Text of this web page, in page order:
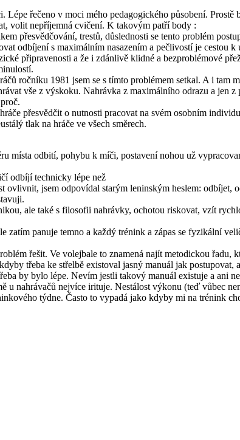
Lépe řečeno v moci mého pedagogického působení. Prostě
volit nepříjemná cvičení. K takovým patří body :
přesvědčování, trestů, důslednosti se tento problém
odbíjení s maximálním nasazením a pečlivostí je cestou k
připravenosti a že i zdánlivě klidné a bezproblémové
ročníku 1981 jsem se s tímto problémem setkal. A i tam
vše z výskoku. Nahrávka z maximálního odrazu a jen z
přesvědčit o nutnosti pracovat na svém osobním
tlak na hráče ve všech směrech.
místa odbití, pohybu k míči, postavení nohou už
odbíjí technicky lépe než
ovlivnit, jsem odpovídal starým leninským heslem: odbíjet,
ale také s filosofii nahrávky, ochotou riskovat, vzít
zatím panuje temno a každý trénink a zápas se fyzikální
řešit. Ve volejbale to znamená najít metodickou řadu,
třeba ke střelbě existoval jasný manuál jak postupovat,
by bylo lépe. Nevím jestli takový manuál existuje a ani
u nahrávačů nejvíce irituje. Nestálost výkonu (teď vůbec
týdne. Často to vypadá jako kdyby mi na trénink